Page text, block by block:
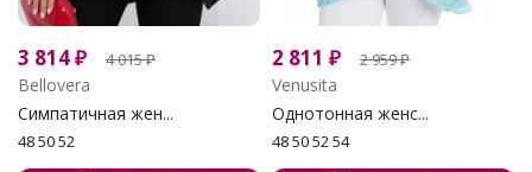
3 814₽ 4 015₽
Bellovera
Симпатичная жен...
48 50 52
2 811 ₽ 2 959₽
Venusita
Однотонная женс...
48 50 52 54